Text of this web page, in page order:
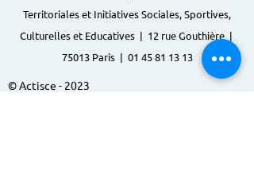
Territoriales et Initiatives Sociales, Sportives,
Culturelles et Educatives | 12 rue Gouthière |
75013 Paris | 01 45 81 13 13
© Actisce - 2023